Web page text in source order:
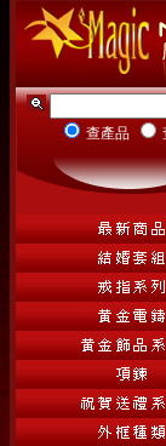
查產品